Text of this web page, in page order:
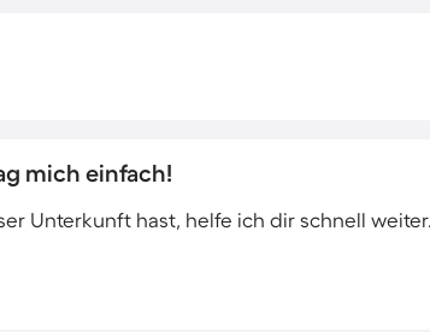
mich einfach!
Unterkunft hast, helfe ich dir schnell weiter.